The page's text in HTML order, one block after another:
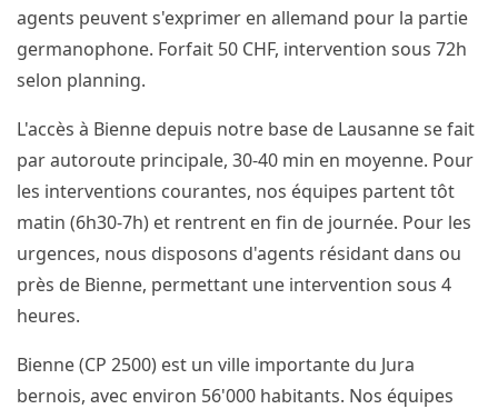
agents peuvent s'exprimer en allemand pour la partie
germanophone. Forfait 50 CHF, intervention sous 72h
selon planning.
L'accès à Bienne depuis notre base de Lausanne se fait
par autoroute principale, 30-40 min en moyenne. Pour
les interventions courantes, nos équipes partent tôt
matin (6h30-7h) et rentrent en fin de journée. Pour les
urgences, nous disposons d'agents résidant dans ou
près de Bienne, permettant une intervention sous 4
heures.
Bienne (CP 2500) est un ville importante du Jura
bernois, avec environ 56'000 habitants. Nos équipes